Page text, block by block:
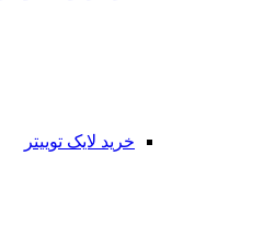
خرید لایک توییتر